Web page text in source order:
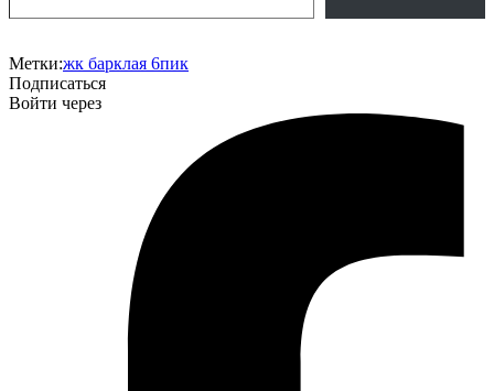
Метки:жк барклая 6пик
Подписаться
Войти через